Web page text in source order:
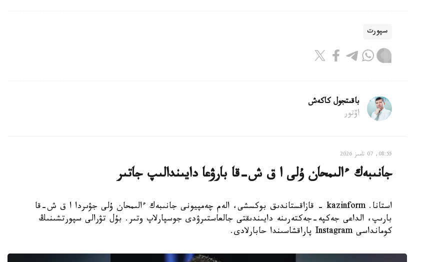
سپورت
باقىتجول كاكەش
اۆتور
08:55, 07 تامىز 2026
جانىبەك ءالىمحان ۇلى ا ق ش-قا بارۋعا دايىندالىپ جاتىر
استانا. kazinform - قازاقستاندىق بوكسشى، الەم چەمپيونى جانىبەك ءالىمحان ۇلى جۋىردا ا ق ش-قا
بارىپ، الداعى جەكپە-جەكتەرىنە دايىندىقتى جالعاستىرۋدى جوسپارلاپ وتىر. بۇل تۋرالى سپورتشىنىڭ
كومانداسى Instagram پاراقشاسىندا حابارلادى.